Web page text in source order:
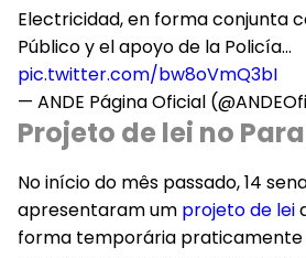
Electricidad, en forma conjunta
Público y el apoyo de la Policía…
pic.twitter.com/bw8oVmQ3bI
— ANDE Página Oficial
Projeto de lei no
No início do mês passado, 14
apresentaram um projeto de lei
forma temporária praticamente